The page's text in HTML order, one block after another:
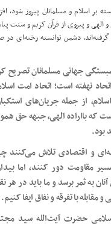
بر اسلام و مسلمانان پیروز شود،
الهی و پیروی از قرآن کریم و سنت
دشمن توانسته رخنه‌ای
جهانی مسلمانان تصریح
نهفته است؛ اتحاد امت
از جمله جریان‌های
که بااراده الهی، جبهه حق
بود.
و اقتصادی تلاش می‌کنند
مقاومت دور کنند، اما
به ثمر برسد و ما باید در هر
با تفرقه و نفاق ایفا کنیم.
حضرت آیت‌الله سید